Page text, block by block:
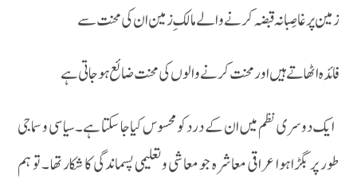
زمین پر غاصِبانہ قبضہ کرنے والے مالک ِ زمین ان کی محنت سے
فائدہ اٹھاتے ہیں اور محنت کرنے والوں کی محنت ضائع ہو جاتی ہے
ایک دوسری نظم میں ان کے درد کو محسوس کیا جا سکتا ہے۔ سیاسی و سماجی
طور پر بگڑا ہوا عراقی معاشرہ جو معاشی و تعلیمی پسماندگی کا شکار تھا ۔ تو ہم